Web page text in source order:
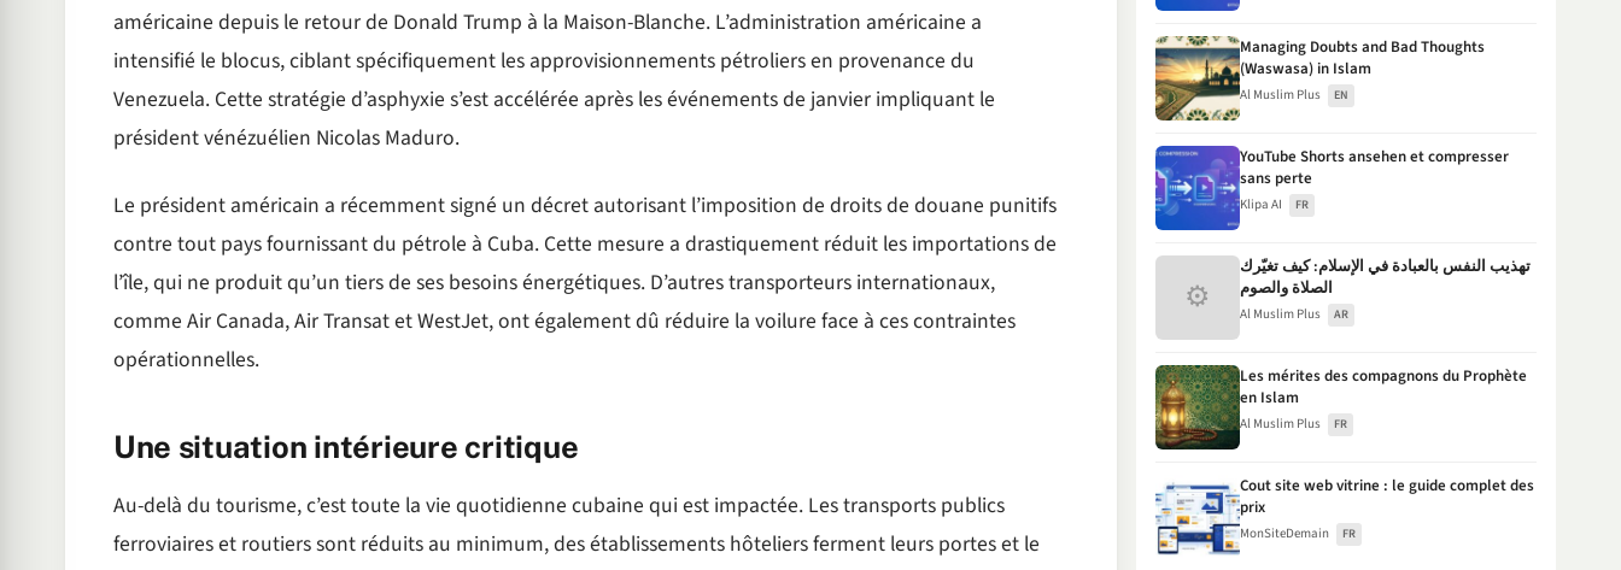
américaine depuis le retour de Donald Trump à la Maison-Blanche. L’administration américaine a
intensifié le blocus, ciblant spécifiquement les approvisionnements pétroliers en provenance du
Venezuela. Cette stratégie d’asphyxie s’est accélérée après les événements de janvier impliquant le
président vénézuélien Nicolas Maduro.
Le président américain a récemment signé un décret autorisant l’imposition de droits de douane punitifs
contre tout pays fournissant du pétrole à Cuba. Cette mesure a drastiquement réduit les importations de
l’île, qui ne produit qu’un tiers de ses besoins énergétiques. D’autres transporteurs internationaux,
comme Air Canada, Air Transat et WestJet, ont également dû réduire la voilure face à ces contraintes
opérationnelles.
Une situation intérieure critique
Au-delà du tourisme, c’est toute la vie quotidienne cubaine qui est impactée. Les transports publics
ferroviaires et routiers sont réduits au minimum, des établissements hôteliers ferment leurs portes et le
Managing Doubts and Bad Thoughts
(Waswasa) in Islam
Al Muslim Plus EN
YouTube Shorts ansehen et compresser
sans perte
Klipa AI FR
⚙
تهذيب النفس بالعبادة في الإسلام: كيف تغيّرك
الصلاة والصوم
Al Muslim Plus AR
Les mérites des compagnons du Prophète
en Islam
Al Muslim Plus FR
Cout site web vitrine : le guide complet des
prix
MonSiteDemain FR